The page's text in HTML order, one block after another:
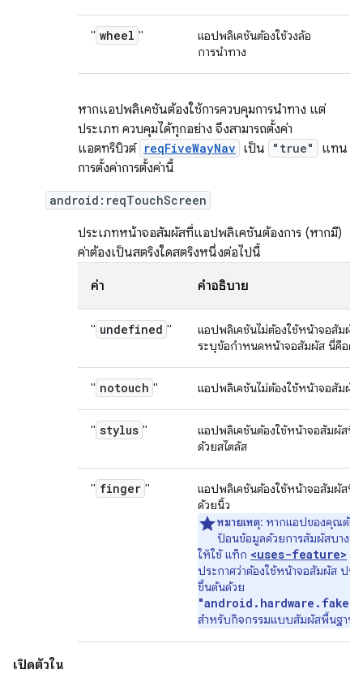
" wheel "
แอปพลิเคชันต้องใช้วงล้อ
การนำทาง
หากแอปพลิเคชันต้องใช้การควบคุมการนำทาง แต่
ประเภท ควบคุมได้ทุกอย่าง จึงสามารถตั้งค่า
แอตทริบิวต์ reqFiveWayNav เป็น "true"
แทน
การตั้งค่าการตั้งค่านี้
android:reqTouchScreen
ประเภทหน้าจอสัมผัสที่แอปพลิเคชันต้องการ (หากมี)
ค่าต้องเป็นสตริงใดสตริงหนึ่งต่อไปนี้
ค่า คำอธิบาย
" undefined "
แอปพลิเคชันไม่ต้องใช้หน้าจอสัมผัส
ระบุข้อกำหนดหน้าจอสัมผัส นี่คือค่า
" notouch " แอปพลิเคชันไม่ต้องใช้หน้าจอสัมผัส
" stylus "
แอปพลิเคชันต้องใช้หน้าจอสัมผัสที่
ด้วยสไตลัส
" finger "
แอปพลิเคชันต้องใช้หน้าจอสัมผัสที่
ด้วยนิ้ว
หมายเหตุ: หากแอปของคุณต้อง
ป้อนข้อมูลด้วยการสัมผัสบางป
ให้ใช้ แท็ก <uses-feature>
ประกาศว่าต้องใช้หน้าจอสัมผัส ประ
ขึ้นต้นด้วย
สำหรับกิจกรรมแบบสัมผัสพื้นฐาน
เปิดตัวใน